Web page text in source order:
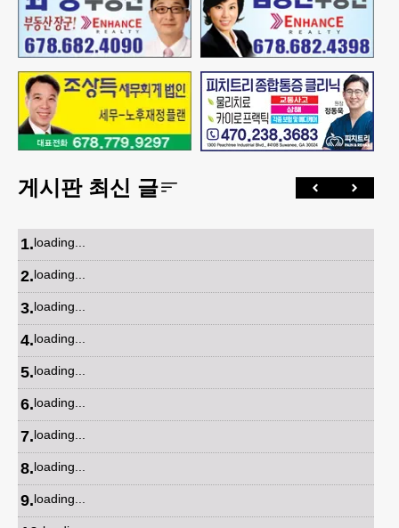
게시판 최신 글
1.loading...
2.loading...
3.loading...
4.loading...
5.loading...
6.loading...
7.loading...
8.loading...
9.loading...